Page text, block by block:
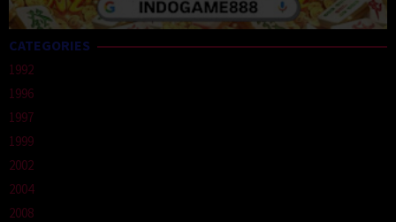
CATEGORIES
1992
1996
1997
1999
2002
2004
2008